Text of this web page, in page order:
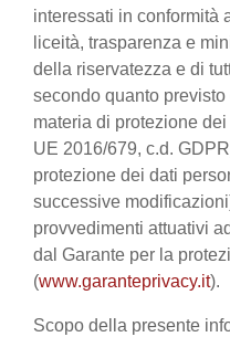
interessati in conformità
liceità, trasparenza e
della riservatezza e di
secondo quanto
materia di protezione
UE 2016/679, c.d.
protezione dei dati
successive
provvedimenti attuativi
dal Garante per la
(www.garanteprivacy.it).
Scopo della presente